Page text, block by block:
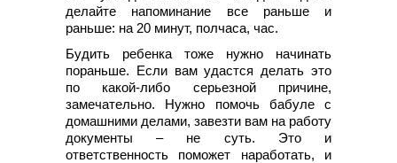
делайте напоминание все раньше и
раньше: на 20 минут, полчаса, час.
Будить ребенка тоже нужно начинать
пораньше. Если вам удастся делать это
по какой-либо серьезной причине,
замечательно. Нужно помочь бабуле с
домашними делами, завезти вам на работу
документы – не суть. Это и
ответственность поможет наработать, и